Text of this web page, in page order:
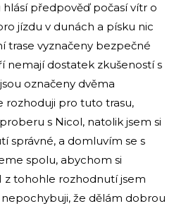
předpověď počasí vítr o
jízdu v dunách a písku nic
trase vyznačeny bezpečné
nemají dostatek zkušeností s
označeny dvěma
rozhoduji pro tuto trasu,
s Nicol, natolik jsem si
správné, a domluvím se s
spolu, abychom si
tohohle rozhodnutí jsem
že dělám dobrou